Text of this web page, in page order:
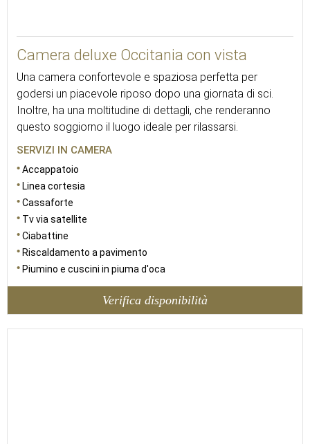
Camera deluxe Occitania con vista
Una camera confortevole e spaziosa perfetta per
godersi un piacevole riposo dopo una giornata di sci.
Inoltre, ha una moltitudine di dettagli, che renderanno
questo soggiorno il luogo ideale per rilassarsi.
SERVIZI IN CAMERA
Accappatoio
Linea cortesia
Cassaforte
Tv via satellite
Ciabattine
Riscaldamento a pavimento
Piumino e cuscini in piuma d'oca
Verifica disponibilità